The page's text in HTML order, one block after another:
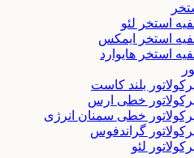
استخر لئو
استخر ایمکس
استخر هایوارد
بلند کاست
خطی ارس
خطی سمنان انرژی
گراندفوس
لئو